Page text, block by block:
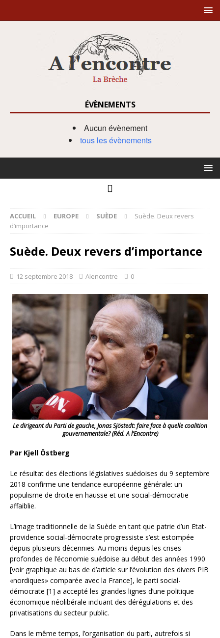
ÉVÈNEMENTS
Aucun évènement
tous les évènements
ACCUEIL EUROPE SUÈDE
Suède. Deux revers
d’importance
Suède. Deux revers d’importance
12 septembre 2018 Alencontre 0
Le dirigeant du Parti de gauche, Jonas Sjöstedt: faire face à quelle coalition
gouvernementale? (Réd. A l’Encontre)
Par Kjell Östberg
Le résultat des élections législatives suédoises du 9 septembre
2018 confirme une tendance européenne générale: un
populisme de droite en hausse et une social-démocratie
affaiblie.
L’image traditionnelle de la Suède en tant que patrie d’un Etat-
providence social-démocrate progressiste s’est estompée
depuis plusieurs décennies. Au moins depuis les crises
profondes de l’économie suédoise au début des années 1990
[voir graphique au bas de d’article sur l’évolution des divers PIB
«nordiques» comparée avec la France], le parti social-
démocrate [1] a accepté les grandes lignes d’une politique
économique néolibérale incluant des dérégulations et des
privatisations du secteur public.
Dans le même temps, l’organisation du parti, autrefois si